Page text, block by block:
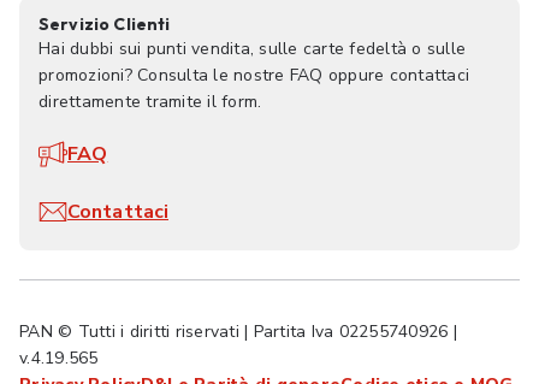
Servizio Clienti
Hai dubbi sui punti vendita, sulle carte fedeltà o sulle
promozioni? Consulta le nostre FAQ oppure contattaci
direttamente tramite il form.
FAQ
Contattaci
PAN © Tutti i diritti riservati | Partita Iva 02255740926 |
v.4.19.565